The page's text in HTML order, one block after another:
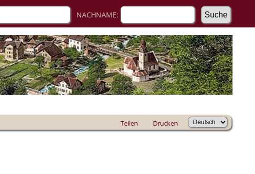
NACHNAME:
Teilen Drucken